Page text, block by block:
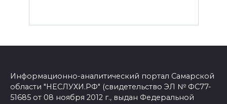
Информационно-аналитический портал Самарской
области "НЕСЛУХИ.РФ" (свидетельство ЭЛ № ФС77-
51685 от 08 ноября 2012 г., выдан Федеральной